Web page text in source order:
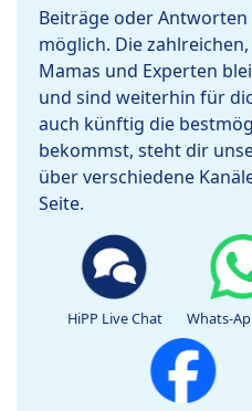
Beiträge oder
möglich. Die
Mamas und Experten
und sind weiterhin für
auch künftig die
bekommst, steht dir
über verschiedene
Seite.
HiPP Live Chat Whats-